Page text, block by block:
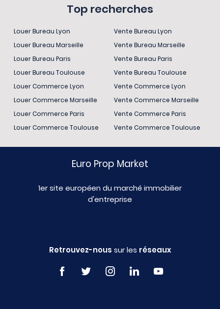
Top recherches
Louer Bureau Lyon
Louer Bureau Marseille
Louer Bureau Paris
Louer Bureau Toulouse
Louer Commerce Lyon
Louer Commerce Marseille
Louer Commerce Paris
Louer Commerce Toulouse
Vente Bureau Lyon
Vente Bureau Marseille
Vente Bureau Paris
Vente Bureau Toulouse
Vente Commerce Lyon
Vente Commerce Marseille
Vente Commerce Paris
Vente Commerce Toulouse
Euro Prop Market
1er site européen du marché immobilier
d'entreprise
Retrouvez-nous sur les réseaux